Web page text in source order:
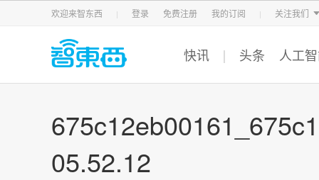
欢迎来智东西 登录 免费注册 我的订阅 关注我们
智东西 车东西 芯东西
快讯 头条 人工
05.52.12